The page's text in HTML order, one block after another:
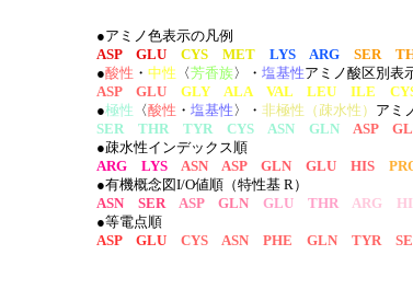
●アミノ色表示の凡例
ASP GLU
CYS MET LYS ARG SER
●酸性 ・ 中性 〈芳香族〉・ 塩基性アミノ酸区別表
ASP GLU
GLY ALA VAL LEU ILE
●極性 〈酸性 ・ 塩基性 〉・ 非極性（疎水性） アミ
SER THR TYR CYS ASN GLN
ASP
●疎水性インデックス順
ARG LYS
ASN ASP GLN GLU HIS
●有機概念図I/O値順（特性基 R）
ASN SER
ASP GLN GLU THR ARG
●等電点順
ASP GLU
CYS ASN PHE GLN TYR